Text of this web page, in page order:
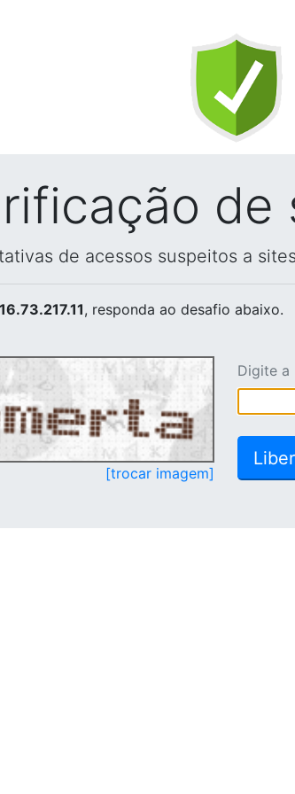
de
de acessos suspeitos a
, responda ao desafio abaixo.
[trocar imagem]
Digite a